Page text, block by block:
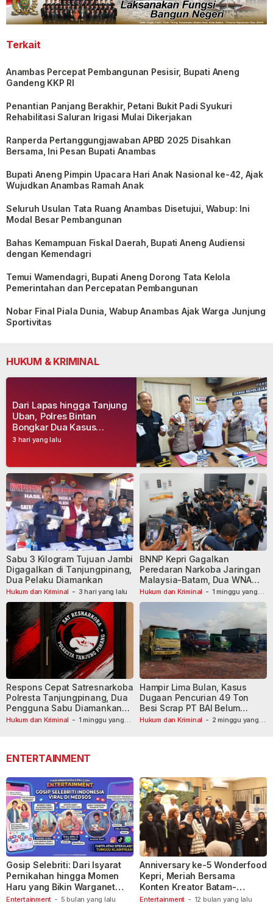
Terkait
Anambas Percepat Pembangunan Pesisir, Bupati Aneng
Gandeng KKP RI
Penantian Panjang Berakhir, Petani Bukit Padi Syukuri
Rehabilitasi Saluran Irigasi Mulai Dikerjakan
Ranperda Pertanggungjawaban APBD 2025 Disahkan
Bersama, Ini Pesan Bupati Anambas
Bupati Aneng Pimpin Upacara Hari Anak Nasional ke-42, Ajak
Wujudkan Anambas Ramah Anak
Seluruh Usulan Tata Ruang Anambas Disetujui, Wabup: Ini
Modal Besar Pembangunan
Bahas Kemampuan Fiskal Daerah, Bupati Aneng Audiensi
dengan Kemendagri
Temui Wamendagri, Bupati Aneng Dorong Tata Kelola
Pemerintahan dan Percepatan Pembangunan
Nobar Final Piala Dunia, Wabup Anambas Ajak Warga Junjung
Sportivitas
HUKUM & KRIMINAL
3 hari yang lalu
Dari Lapas hingga Tanjung
Uban, Polres Bintan
Bongkar Dua Kasus
Narkoba, Empat Tersangka
Hukum dan Kriminal - 3 hari yang lalu
Sabu 3 Kilogram Tujuan Jambi
Digagalkan di Tanjungpinang,
Dua Pelaku Diamankan
Hukum dan Kriminal - 1 minggu yang
BNNP Kepri Gagalkan
Peredaran Narkoba Jaringan
Malaysia-Batam, Dua WNA
Masih Diburu
Hukum dan Kriminal - 1 minggu yang
Respons Cepat Satresnarkoba
Polresta Tanjungpinang, Dua
Pengguna Sabu Diamankan
Usai Dilaporkan ke Call Center
Hukum dan Kriminal - 2 minggu yang
Hampir Lima Bulan, Kasus
Dugaan Pencurian 49 Ton
Besi Scrap PT BAI Belum
Tetapkan Tersangka
ENTERTAINMENT
Entertainment - 5 bulan yang lalu
Gosip Selebriti: Dari Isyarat
Pernikahan hingga Momen
Haru yang Bikin Warganet
Berspekulasi
Entertainment - 12 bulan yang lalu
Anniversary ke-5 Wonderfood
Kepri, Meriah Bersama
Konten Kreator Batam-
Tanjungpinang